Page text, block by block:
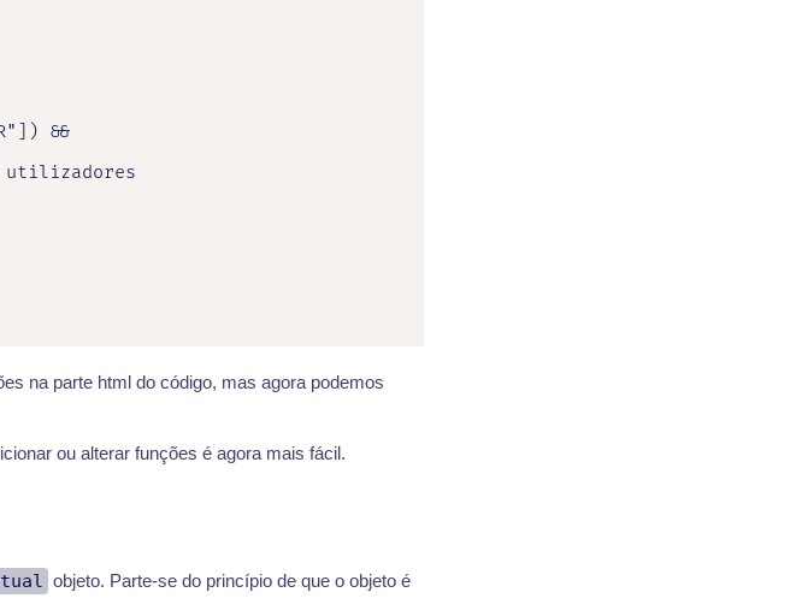
&&
utilizadores
na parte html do código, mas agora podemos
ou alterar funções é agora mais fácil.
objeto. Parte-se do princípio de que o objeto é